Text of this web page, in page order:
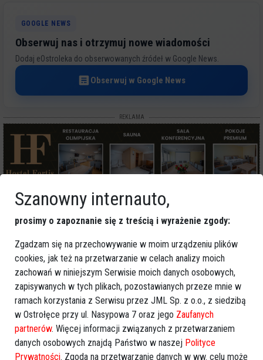
GOOGLE NEWS
Obserwuj nas i otrzymuj nowe wiadomości
Dodaj eOstroleka do obserwowanych źródeł w Google News.
Obserwuj w Google News
REKLAMA
Więcej o: szkoły Ostrołęka, Szkoła Podstawowa nr 10
ponadpodstawowe
Szanowny internauto,
prosimy o zapoznanie się z treścią i wyrażenie zgody:
Zgadzam się na przechowywanie w moim urządzeniu plików
cookies, jak też na przetwarzanie w celach analizy moich
zachowań w niniejszym Serwisie moich danych osobowych,
zapisywanych w tych plikach, pozostawianych przeze mnie w
ramach korzystania z Serwisu przez JML Sp. z o.o., z siedzibą
w Ostrołęce przy ul. Nasypowa 7 oraz jego Zaufanych
partnerów. Więcej informacji związanych z przetwarzaniem
danych osobowych znajdą Państwo w naszej Polityce
Prywatności. Zgoda na przetwarzanie danych w ww. celu może